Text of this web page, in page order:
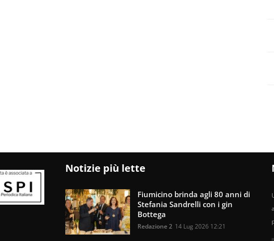
Notizie più lette
Fiumicino brinda agli 80 anni di
Stefania Sandrelli con i gin
Bottega
Redazione 2 14 Lug 2026 12:21